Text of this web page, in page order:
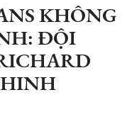
KHÔNG
ĐỘI